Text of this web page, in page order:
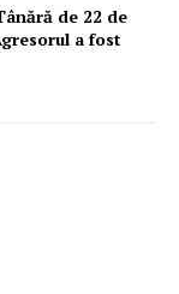
de 22 de
a fost